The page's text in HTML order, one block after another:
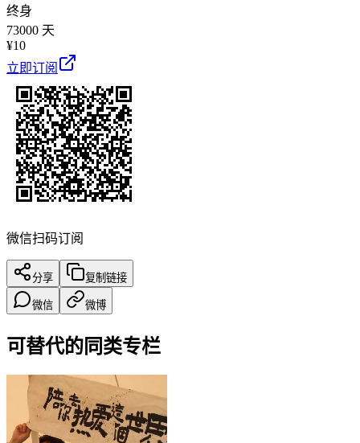
终身
73000 天
¥10
立即订阅
微信扫码订阅
分享 复制链接
微信 微博
可替代的同类专栏